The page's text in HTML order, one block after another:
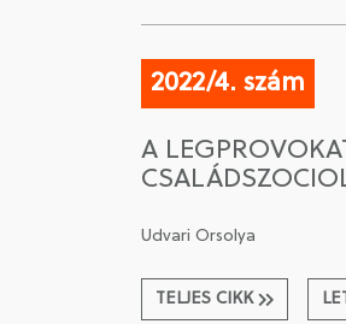
2022/4. szám
A
Udvari Orsolya
TELJES CIKK